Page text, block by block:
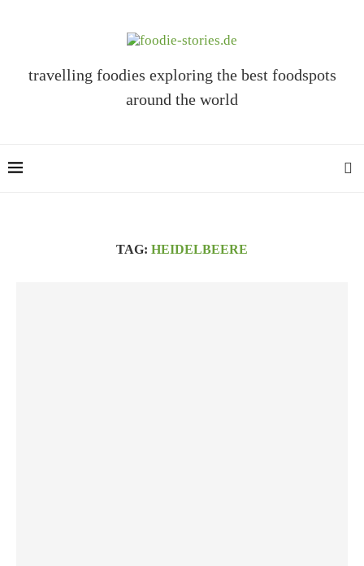
travelling foodies exploring the best foodspots
around the world
TAG: HEIDELBEERE